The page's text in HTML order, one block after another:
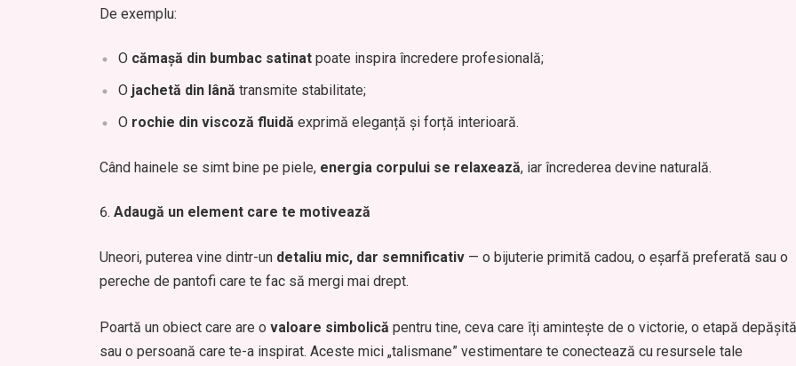
De exemplu:
O cămașă din bumbac satinat poate inspira încredere profesională;
O jachetă din lână transmite stabilitate;
O rochie din viscoză fluidă exprimă eleganță și forță interioară.
Când hainele se simt bine pe piele, energia corpului se relaxează, iar încrederea devine naturală.
Adaugă un element care te motivează
Uneori, puterea vine dintr-un detaliu mic, dar semnificativ — o bijuterie primită cadou, o eșarfă preferată sau o
pereche de pantofi care te fac să mergi mai drept.
Poartă un obiect care are o valoare simbolică pentru tine, ceva care îți amintește de o victorie, o etapă depășită
sau o persoană care te-a inspirat. Aceste mici „talismane” vestimentare te conectează cu resursele tale